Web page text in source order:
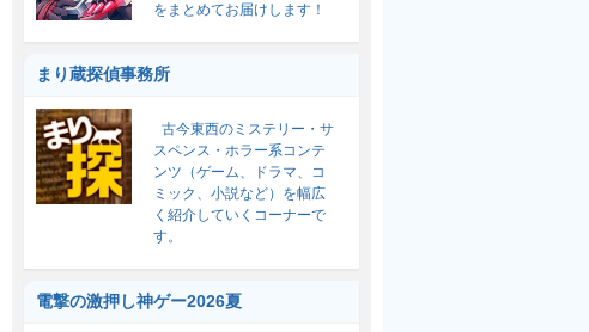
をまとめてお届けします！
まり蔵探偵事務所
古今東西のミステリー・サ
スペンス・ホラー系コンテ
ンツ（ゲーム、ドラマ、コ
ミック、小説など）を幅広
く紹介していくコーナーで
す。
電撃の激押し神ゲー2026夏